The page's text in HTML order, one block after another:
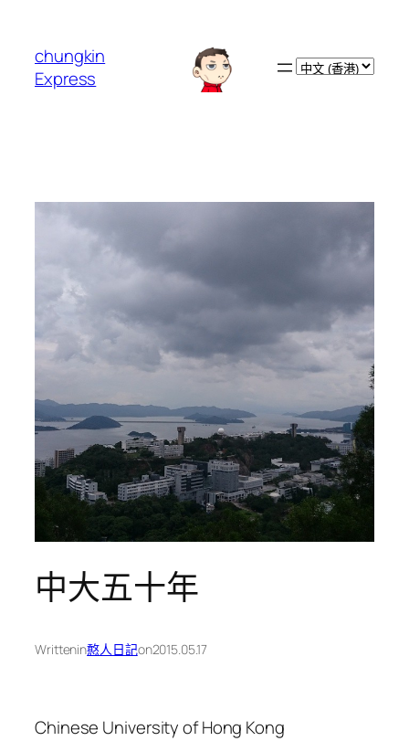
chungkin
Express
Choose
中大五十年
Writtenin憨人日記on2015.05.17
Chinese University of Hong Kong